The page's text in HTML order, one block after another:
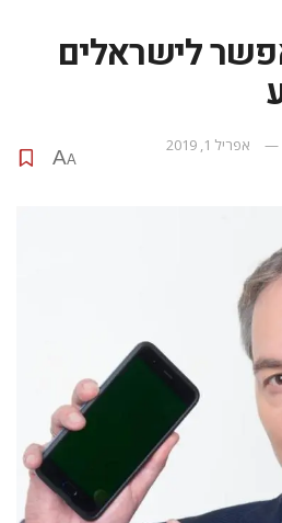
לישראלים
אפריל 1, 2019
A
A